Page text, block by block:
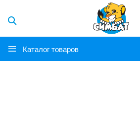
Каталог товаров